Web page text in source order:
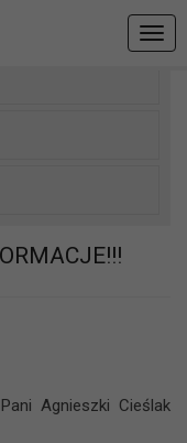
Agnieszki Cieślak